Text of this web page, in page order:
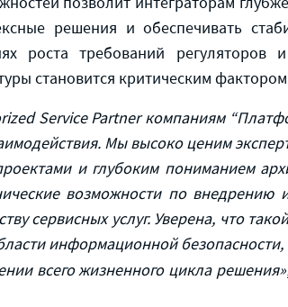
решения и обеспечивать
роста требований регуляторов
становится критическим
Service Partner компаниям
Мы высоко ценим
и глубоким пониманием
возможности по
сервисных услуг. Уверена, что
информационной
всего жизненного цикла решения»